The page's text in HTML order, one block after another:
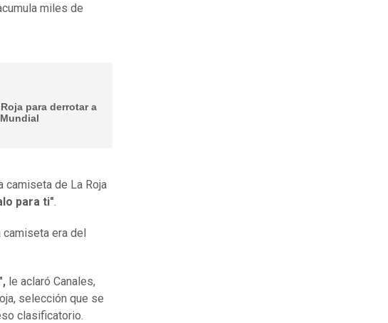
miles de
para derrotar a
camiseta de La Roja
para ti"
camiseta era del
le aclaró Canales,
selección que se
clasificatorio.